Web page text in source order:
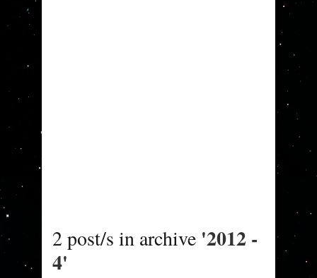
2 post/s in archive '2012 -
4'